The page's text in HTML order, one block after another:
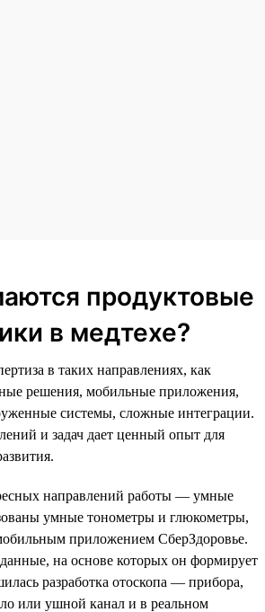
продуктовые
в медтехе?
в таких направлениях, как
решения, мобильные приложения,
системы, сложные интеграции.
и задач дает ценный опыт для
направлений работы — умные
умные тонометры и глюкометры,
приложением СберЗдоровье.
на основе которых он формирует
разработка отоскопа — прибора,
или ушной канал и в реальном